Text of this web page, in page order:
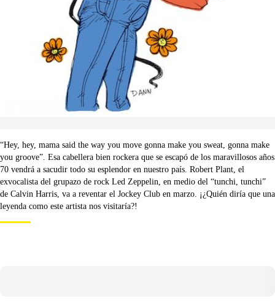
“Hey, hey, mama said the way you move gonna make you sweat, gonna make
you groove”. Esa cabellera bien rockera que se escapó de los maravillosos años
70 vendrá a sacudir todo su esplendor en nuestro país. Robert Plant, el
exvocalista del grupazo de rock Led Zeppelin, en medio del “tunchi, tunchi”
de Calvin Harris, va a reventar el Jockey Club en marzo. ¡¿Quién diría que una
leyenda como este artista nos visitaría?!